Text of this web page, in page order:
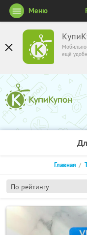
ещё
Меню
По рейтингу
Главная